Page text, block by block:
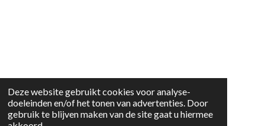
Deze website gebruikt cookies voor analyse-
doeleinden en/of het tonen van advertenties. Door
gebruik te blijven maken van de site gaat u hiermee